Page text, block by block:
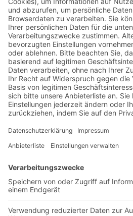
Jetzt beim BITO
anmelden:
Lager- &
Exklusive Rabatte
Neuheiten
Newsletter abonnieren
Lösungen
Intralogistiklösungen
Behältersysteme
Regalsysteme
Kontaktformular